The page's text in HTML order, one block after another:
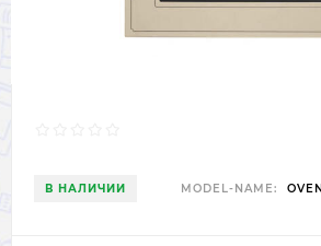
В НАЛИЧИИ MODEL-NAME: